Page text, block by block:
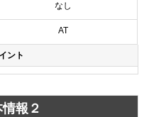
なし
AT
ント
報２